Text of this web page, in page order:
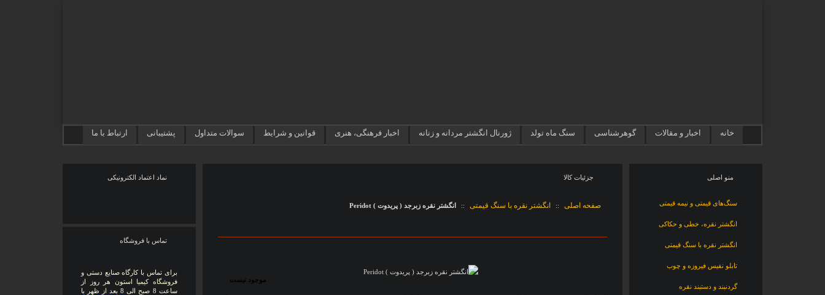
خانه اخبار و مقالات گوهرشناسی سنگ ماه تولد ژورنال انگشتر مردانه و زنانه اخبار فرهنگی، هنری قوانین و شرایط سوالات متداول پشتیبانی ارتباط با ما
منو اصلی
سنگ‌های قیمتی و نیمه قیمتی
انگشتر نقره، خطی و حکاکی
انگشتر نقره با سنگ قیمتی
تابلو نفیس فیروزه و چوب
گردنبند و دستبند نقره
جزئيات کالا
صفحه اصلی :: انگشتر نقره با سنگ قیمتی :: انگشتر نقره زبرجد ( پریدوت ) Peridot
موجود نیست
نماد اعتماد الکترونیکی
تماس با فروشگاه
برای تماس با کارگاه صنایع دستی و
فروشگاه کیمیا استون هر روز از
ساعت 8 صبح الی 8 بعد از ظهر با